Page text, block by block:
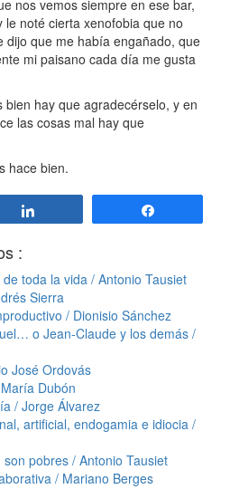
nos vemos siempre en ese bar,
le noté cierta xenofobia que no
dijo que me había engañado, que
mi paisano cada día me gusta
hay que agradecérselo, y en
las cosas mal hay que
hace bien.
:
toda la vida / Antonio Tausiet
Sierra
/ Dionisio Sánchez
o Jean-Claude y los demás /
José Ordovás
Dubón
/ Jorge Álvarez
artificial, endogamia e idiocia /
pobres / Antonio Tausiet
/ Mariano Berges